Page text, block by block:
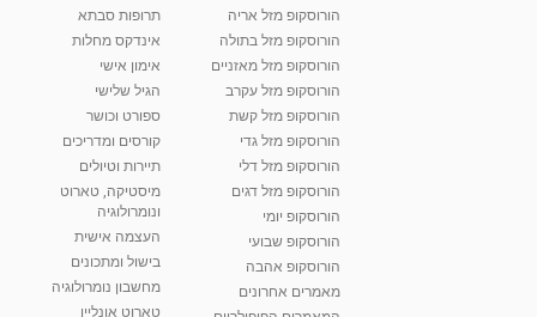
10:17
38.5k צפיות
01:37
יוסי שר - מתמחה בשיטת אלכסנדר וטאי צ'י
2,738 צפיות
01:46
רנה רז-גילו -טיפול אנרגטי ויעוץ רוחני - נומרולוגית
2,314 צפיות
05:37
סודות בתאריך הלידה, משמעות חודש הלידה -
ינואר זינה ליבשיץ נומרולוגית
הורוסקופ מזל אריה
הורוסקופ מזל בתולה
הורוסקופ מזל מאזניים
הורוסקופ מזל עקרב
הורוסקופ מזל קשת
הורוסקופ מזל גדי
הורוסקופ מזל דלי
הורוסקופ מזל דגים
הורוסקופ יומי
הורוסקופ שבועי
הורוסקופ אהבה
מאמרים אחרונים
תרופות סבתא
אינדקס מחלות
אימון אישי
הגיל שלישי
ספורט וכושר
קורסים ומדריכים
תיירות וטיולים
מיסטיקה, טארוט
ונומרולוגיה
העצמה אישית
בישול ומתכונים
מחשבון נומרולוגיה
טארוט אונליין